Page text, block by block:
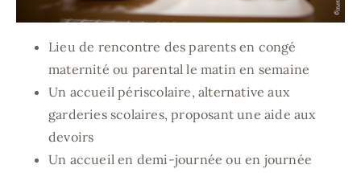
Lieu de rencontre des parents en congé
maternité ou parental le matin en semaine
Un accueil périscolaire, alternative aux
garderies scolaires, proposant une aide aux
devoirs
Un accueil en demi-journée ou en journée